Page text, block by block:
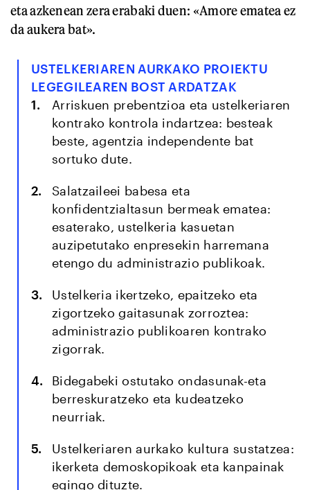
eta azkenean zera erabaki duen: «Amore ematea ez
da aukera bat».
USTELKERIAREN AURKAKO PROIEKTU
LEGEGILEAREN BOST ARDATZAK
Arriskuen prebentzioa eta ustelkeriaren
kontrako kontrola indartzea: besteak
beste, agentzia independente bat
sortuko dute.
Salatzaileei babesa eta
konfidentzialtasun bermeak ematea:
esaterako, ustelkeria kasuetan
auzipetutako enpresekin harremana
etengo du administrazio publikoak.
Ustelkeria ikertzeko, epaitzeko eta
zigortzeko gaitasunak zorroztea:
administrazio publikoaren kontrako
zigorrak.
Bidegabeki ostutako ondasunak-eta
berreskuratzeko eta kudeatzeko
neurriak.
Ustelkeriaren aurkako kultura sustatzea:
ikerketa demoskopikoak eta kanpainak
egingo dituzte.